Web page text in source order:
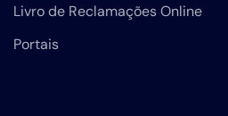
Livro de Reclamações Online
Portais